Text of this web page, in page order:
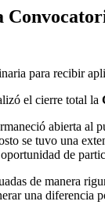
para recibir
el cierre total la
abierta al
se tuvo una
de
de manera
una